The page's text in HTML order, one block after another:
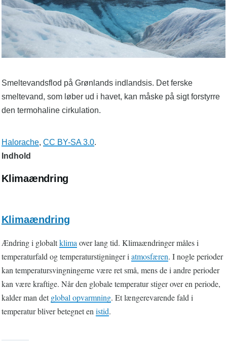
Smeltevandsflod på Grønlands indlandsis. Det ferske
smeltevand, som løber ud i havet, kan måske på sigt forstyrre
den termohaline cirkulation.
Halorache, CC BY-SA 3.0.
Indhold
Klimaændring
Klimaændring
Ændring i globaltklimaover lang tid. Klimaændringer måles i
temperaturfald og temperaturstigninger iatmosfæren. I nogle perioder
kan temperatursvingningerne være ret små, mens de i andre perioder
kan være kraftige. Når den globale temperatur stiger over en periode,
kalder man detglobal opvarmning. Et længerevarende fald i
temperatur bliver betegnet enistid.